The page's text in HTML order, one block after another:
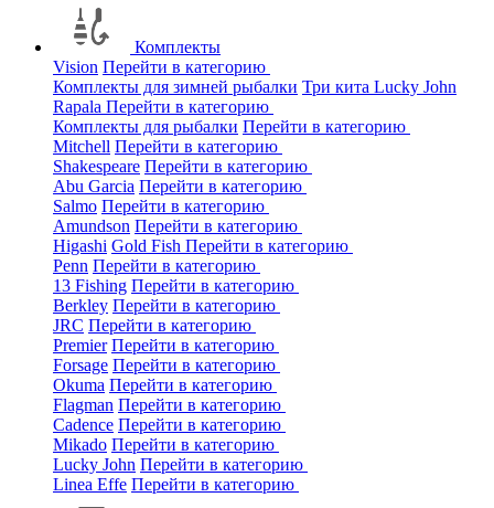
Комплекты
Vision Перейти в категорию
Комплекты для зимней рыбалки Три кита Lucky John
Rapala Перейти в категорию
Комплекты для рыбалки Перейти в категорию
Mitchell Перейти в категорию
Shakespeare Перейти в категорию
Abu Garcia Перейти в категорию
Salmo Перейти в категорию
Amundson Перейти в категорию
Higashi Gold Fish Перейти в категорию
Penn Перейти в категорию
13 Fishing Перейти в категорию
Berkley Перейти в категорию
JRC Перейти в категорию
Premier Перейти в категорию
Forsage Перейти в категорию
Okuma Перейти в категорию
Flagman Перейти в категорию
Cadence Перейти в категорию
Mikado Перейти в категорию
Lucky John Перейти в категорию
Linea Effe Перейти в категорию